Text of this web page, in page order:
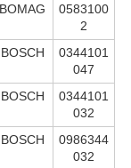
BOMAG
0583100
2
BOSCH
0344101
047
BOSCH
0344101
032
BOSCH
0986344
032